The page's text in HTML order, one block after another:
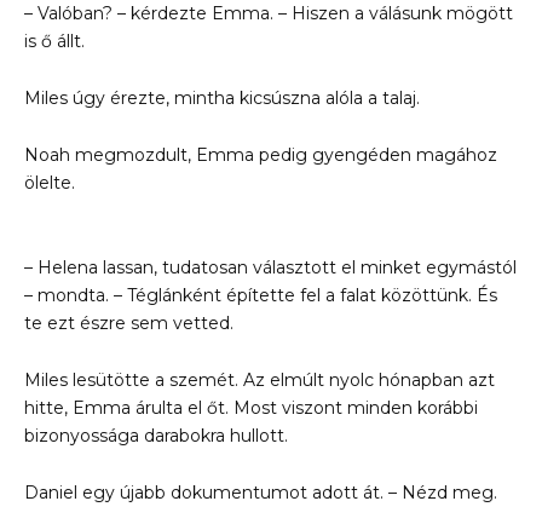
– Valóban? – kérdezte Emma. – Hiszen a válásunk mögött
is ő állt.
Miles úgy érezte, mintha kicsúszna alóla a talaj.
Noah megmozdult, Emma pedig gyengéden magához
ölelte.
– Helena lassan, tudatosan választott el minket egymástól
– mondta. – Téglánként építette fel a falat közöttünk. És
te ezt észre sem vetted.
Miles lesütötte a szemét. Az elmúlt nyolc hónapban azt
hitte, Emma árulta el őt. Most viszont minden korábbi
bizonyossága darabokra hullott.
Daniel egy újabb dokumentumot adott át. – Nézd meg.